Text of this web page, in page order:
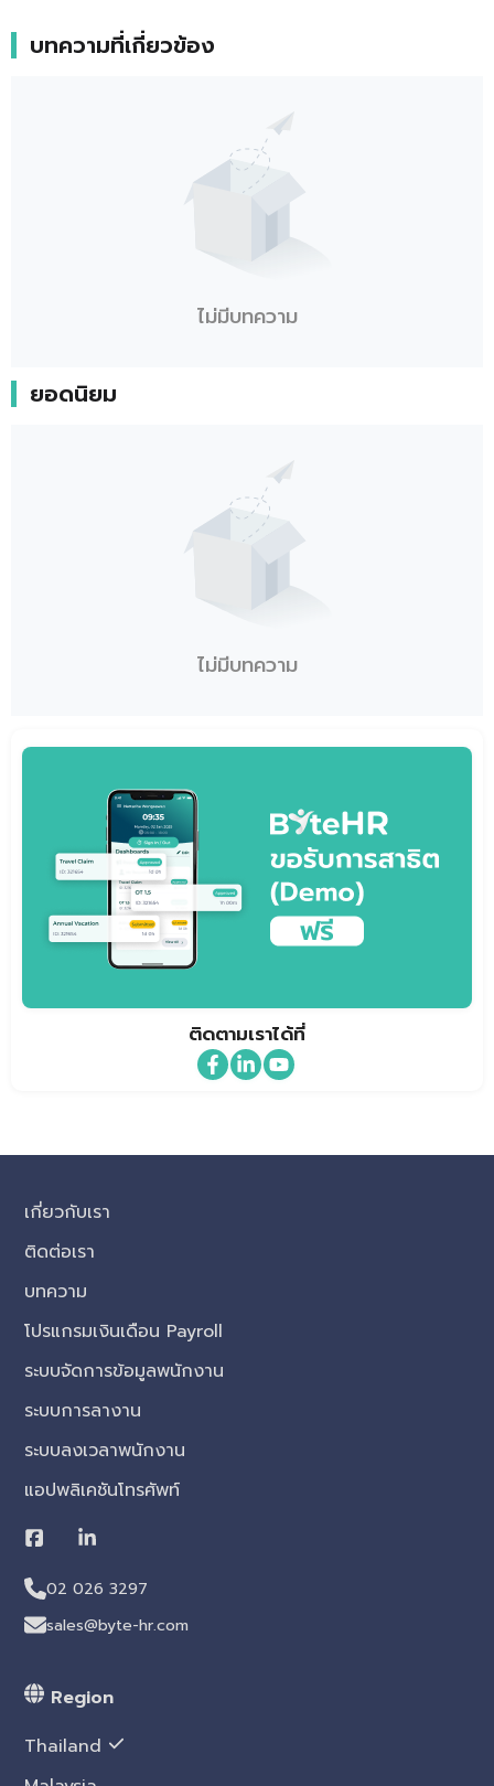
บทความที่เกี่ยวข้อง
ไม่มีบทความ
ยอดนิยม
ไม่มีบทความ
ติดตามเราได้ที่
เกี่ยวกับเรา
ติดต่อเรา
บทความ
โปรแกรมเงินเดือน Payroll
ระบบจัดการข้อมูลพนักงาน
ระบบการลางาน
ระบบลงเวลาพนักงาน
แอปพลิเคชันโทรศัพท์
02 026 3297
sales@byte-hr.com
Region
Thailand